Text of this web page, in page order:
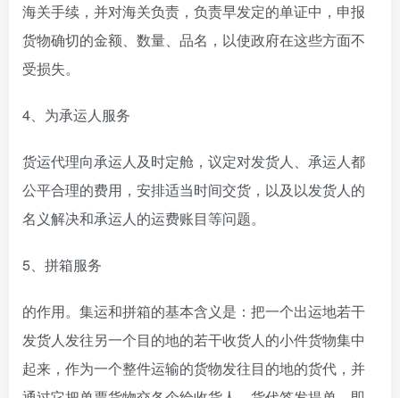
海关手续，并对海关负责，负责早发定的单证中，申报
货物确切的金额、数量、品名，以使政府在这些方面不
受损失。
4、为承运人服务
货运代理向承运人及时定舱，议定对发货人、承运人都
公平合理的费用，安排适当时间交货，以及以发货人的
名义解决和承运人的运费账目等问题。
5、拼箱服务
的作用。集运和拼箱的基本含义是：把一个出运地若干
发货人发往另一个目的地的若干收货人的小件货物集中
起来，作为一个整件运输的货物发往目的地的货代，并